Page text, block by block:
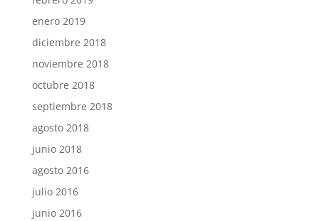
enero 2019
diciembre 2018
noviembre 2018
octubre 2018
septiembre 2018
agosto 2018
junio 2018
agosto 2016
julio 2016
junio 2016